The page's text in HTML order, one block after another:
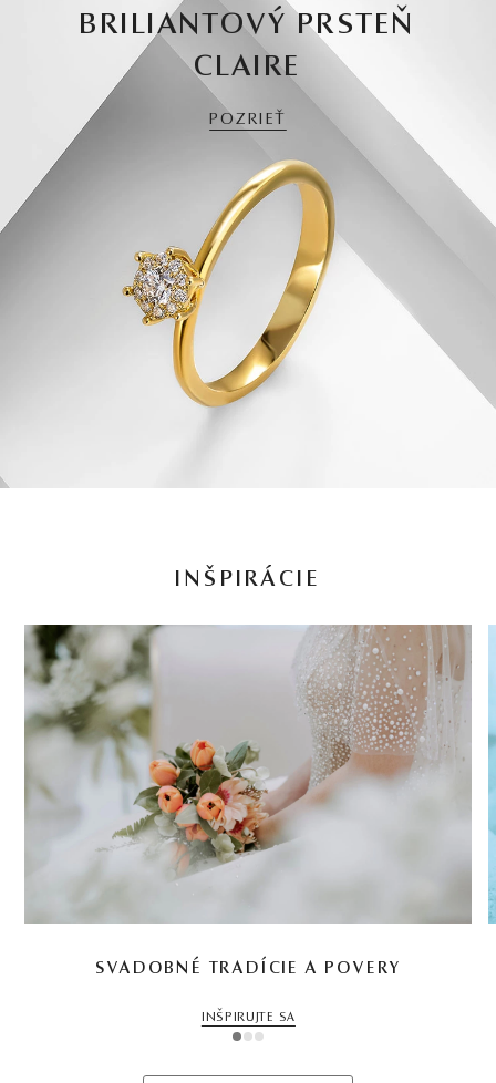
BRILIANTOVÝ PRSTEŇ
CLAIRE
POZRIEŤ
INŠPIRÁCIE
SVADOBNÉ TRADÍCIE A POVERY
INŠPIRUJTE SA
1 2 3